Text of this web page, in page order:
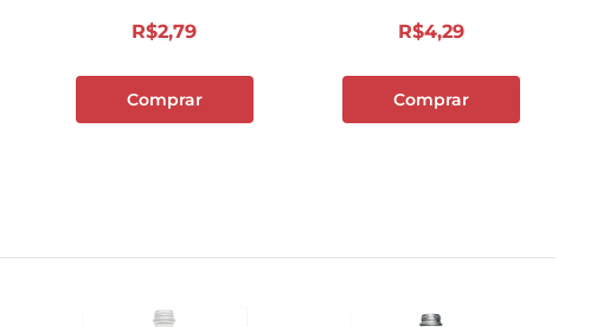
R$2,79
Comprar
R$4,29
Comprar